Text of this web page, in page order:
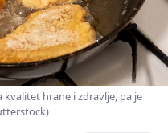
hrane i zdravlje, pa je